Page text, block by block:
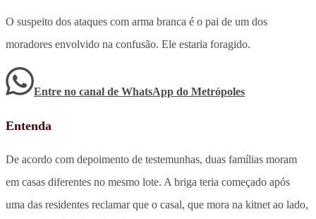
O suspeito dos ataques com arma branca é o pai de um dos
moradores envolvido na confusão. Ele estaria foragido.
Entre no canal de WhatsApp do Metrópoles
Entenda
De acordo com depoimento de testemunhas, duas famílias moram
em casas diferentes no mesmo lote. A briga teria começado após
uma das residentes reclamar que o casal, que mora na kitnet ao lado,